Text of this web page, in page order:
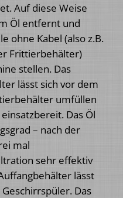
Auf diese Weise
Öl entfernt und
ohne Kabel (also z.B.
Frittierbehälter)
stellen. Das
lässt sich vor dem
umfüllen
Das Öl
– nach der
mal
sehr effektiv
lässt
Das